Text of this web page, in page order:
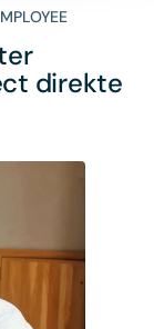
direkte